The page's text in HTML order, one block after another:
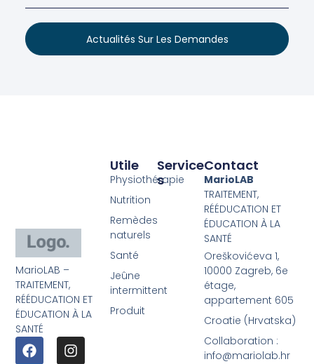
Actualités Sur Les Demandes
MarioLAB –
TRAITEMENT,
RÉÉDUCATION ET
ÉDUCATION À LA
SANTÉ
Service
S
Utile
Physiothérapie
Nutrition
Remèdes
naturels
Santé
Jeûne
intermittent
Produit
Contact
MarioLAB
TRAITEMENT,
RÉÉDUCATION ET
ÉDUCATION À LA
SANTÉ
Oreškovićeva 1,
10000 Zagreb, 6e
étage,
appartement 605
Croatie (Hrvatska)
Collaboration :
info@mariolab.hr